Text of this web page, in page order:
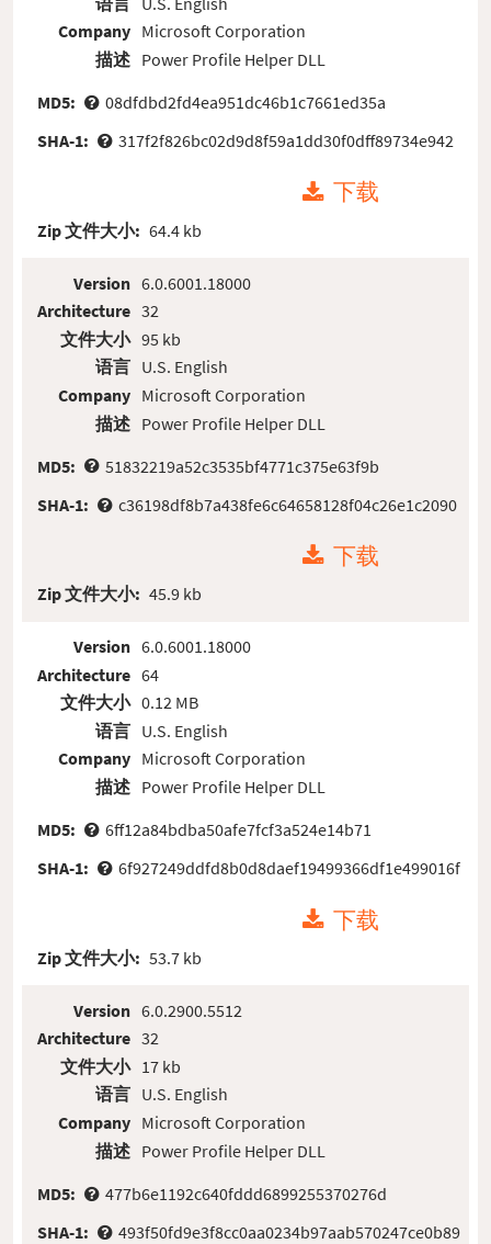
Company
描述
Microsoft Corporation
Power Profile Helper DLL
MD5:
08dfdbd2fd4ea951dc46b1c7661ed35a
SHA-1:
317f2f826bc02d9d8f59a1dd30f0dff89734e942
下载
Zip 文件大小: 64.4 kb
Version
Architecture
文件大小
语言
Company
描述
6.0.6001.18000
32
95 kb
U.S. English
Microsoft Corporation
Power Profile Helper DLL
MD5:
51832219a52c3535bf4771c375e63f9b
SHA-1:
c36198df8b7a438fe6c64658128f04c26e1c2090
下载
Zip 文件大小: 45.9 kb
Version
Architecture
文件大小
语言
Company
描述
6.0.6001.18000
64
0.12 MB
U.S. English
Microsoft Corporation
Power Profile Helper DLL
MD5:
6ff12a84bdba50afe7fcf3a524e14b71
SHA-1:
6f927249ddfd8b0d8daef19499366df1e499016f
下载
Zip 文件大小: 53.7 kb
Version
Architecture
文件大小
语言
Company
描述
6.0.2900.5512
32
17 kb
U.S. English
Microsoft Corporation
Power Profile Helper DLL
MD5:
477b6e1192c640fddd6899255370276d
SHA-1:
493f50fd9e3f8cc0aa0234b97aab570247ce0b89